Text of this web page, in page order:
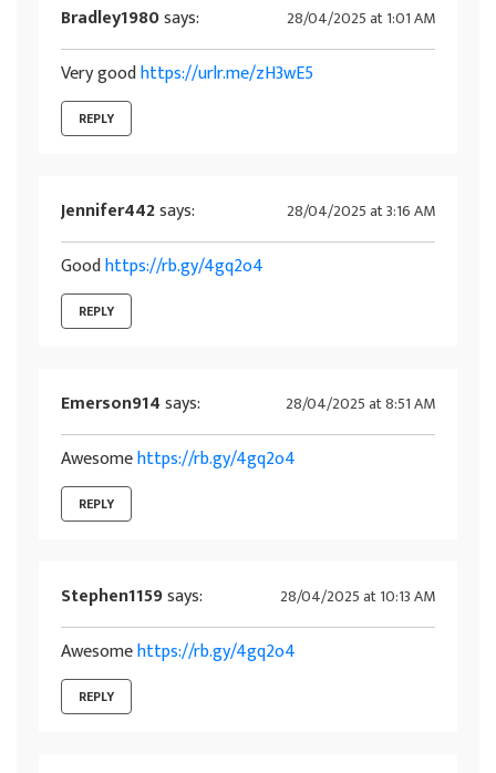
Bradley1980says: 28/04/2025 at 1:01 AM
Very goodhttps://urlr.me/zH3wE5
REPLY
Jennifer442says: 28/04/2025 at 3:16 AM
Goodhttps://rb.gy/4gq2o4
REPLY
Emerson914says: 28/04/2025 at 8:51 AM
Awesomehttps://rb.gy/4gq2o4
REPLY
Stephen1159says: 28/04/2025 at 10:13 AM
Awesomehttps://rb.gy/4gq2o4
REPLY